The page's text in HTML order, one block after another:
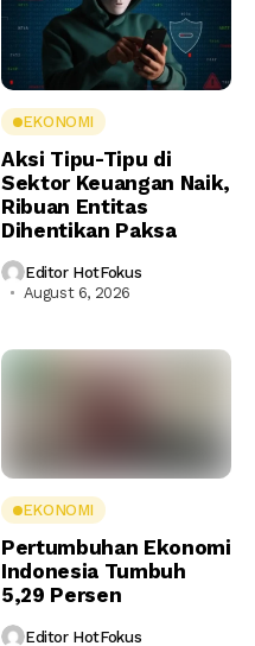
EKONOMI
Aksi Tipu-Tipu di
Sektor Keuangan Naik,
Ribuan Entitas
Dihentikan Paksa
Editor HotFokus
August 6, 2026
EKONOMI
Pertumbuhan Ekonomi
Indonesia Tumbuh
5,29 Persen
Editor HotFokus